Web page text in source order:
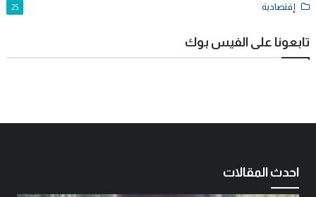
إقتصادية 25
تابعونا على الفيس بوك
احدث المقالات